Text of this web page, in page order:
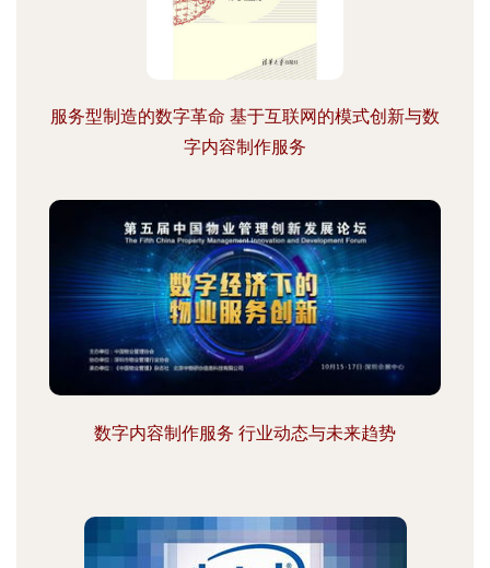
服务型制造的数字革命 基于互联网的模式创新与数
字内容制作服务
数字内容制作服务 行业动态与未来趋势